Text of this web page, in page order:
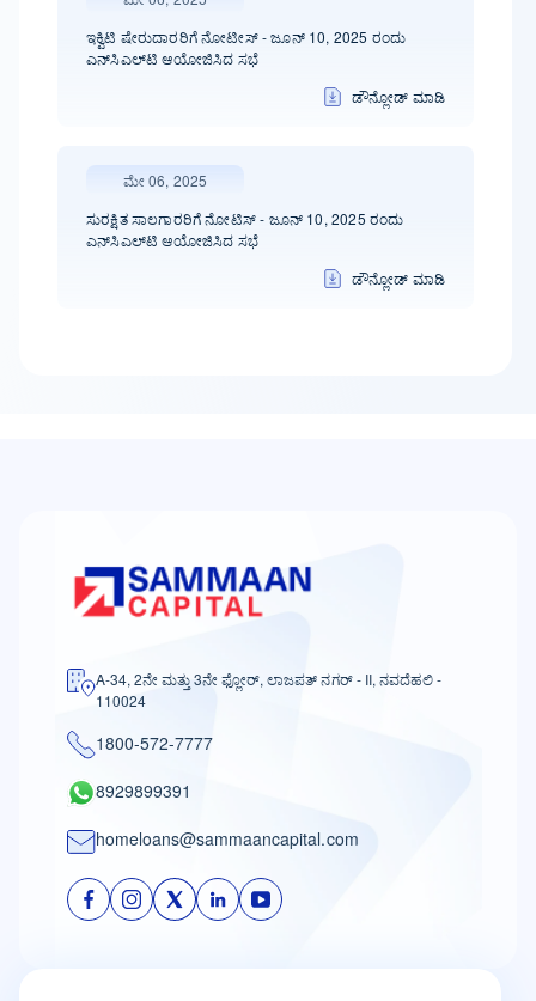
ಇಕ್ವಿಟಿ ಷೇರುದಾರರಿಗೆ ನೋಟೀಸ್ - ಜೂನ್ 10, 2025 ರಂದು
ಎನ್‌ಸಿಎಲ್‌ಟಿ ಆಯೋಜಿಸಿದ ಸಭೆ
ಡೌನ್ಲೋಡ್ ಮಾಡಿ
ಮೇ 06, 2025
ಸುರಕ್ಷಿತ ಸಾಲಗಾರರಿಗೆ ನೋಟಿಸ್ - ಜೂನ್ 10, 2025 ರಂದು
ಎನ್‌ಸಿಎಲ್‌ಟಿ ಆಯೋಜಿಸಿದ ಸಭೆ
ಡೌನ್ಲೋಡ್ ಮಾಡಿ
A-34, 2ನೇ ಮತ್ತು 3ನೇ ಫ್ಲೋರ್, ಲಾಜಪತ್ ನಗರ್ - II, ನವದೆಹಲಿ -
110024
1800-572-7777
8929899391
homeloans@sammaancapital.com